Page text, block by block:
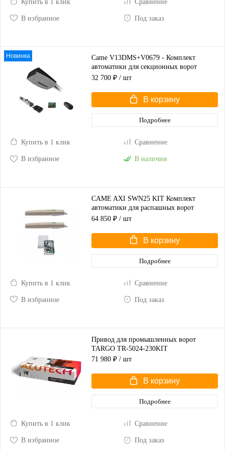
Купить в 1 клик Сравнение
В избранное Под заказ
Новинка
Came V13DMS+V0679 - Комплект
автоматики для секционных ворот
высотой до 2,25 м
32 700 ₽ / шт
В корзину
Подробнее
Купить в 1 клик Сравнение
В избранное В наличии
CAME AXI SWN25 KIT Комплект
автоматики для распашных ворот
(корпус серый)
64 850 ₽ / шт
В корзину
Подробнее
Купить в 1 клик Сравнение
В избранное Под заказ
Привод для промышленных ворот
TARGO TR-5024-230KIT
71 980 ₽ / шт
В корзину
Подробнее
Купить в 1 клик Сравнение
В избранное Под заказ